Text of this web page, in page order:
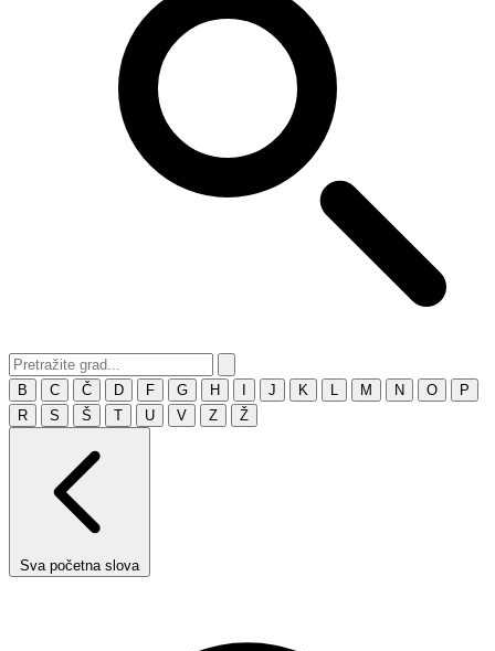
B C Č D F G H J K M N O
P
R
S Š T U V Z Ž
Sva početna slova